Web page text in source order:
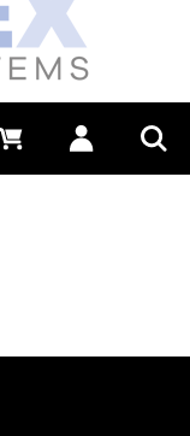
Prihlásiť sa
0 €